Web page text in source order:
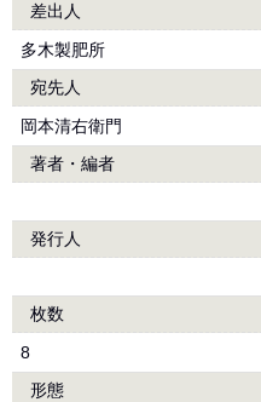
差出人
多木製肥所
宛先人
岡本清右衛門
著者・編者
発行人
枚数
8
形態